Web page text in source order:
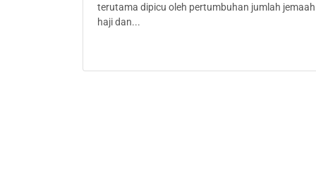
terutama dipicu oleh pertumbuhan jumlah jemaah
haji dan...